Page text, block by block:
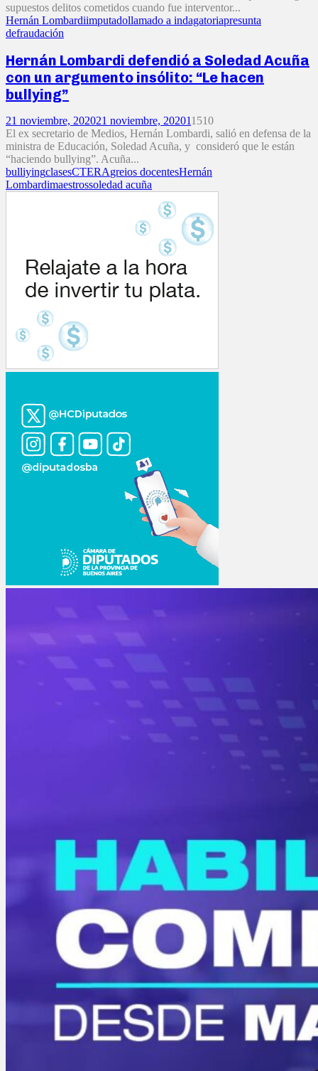
supuestos delitos cometidos cuando fue interventor...
Hernán Lombardiimputadollamado a indagatoriapresunta
defraudación
Hernán Lombardi defendió a Soledad Acuña
con un argumento insólito: “Le hacen
bullying”
21 noviembre, 202021 noviembre, 202011510
El ex secretario de Medios, Hernán Lombardi, salió en defensa de la
ministra de Educación, Soledad Acuña, y consideró que le están
“haciendo bullying”. Acuña...
bulliyingclasesCTERAgreios docentesHernán
Lombardimaestrossoledad acuña